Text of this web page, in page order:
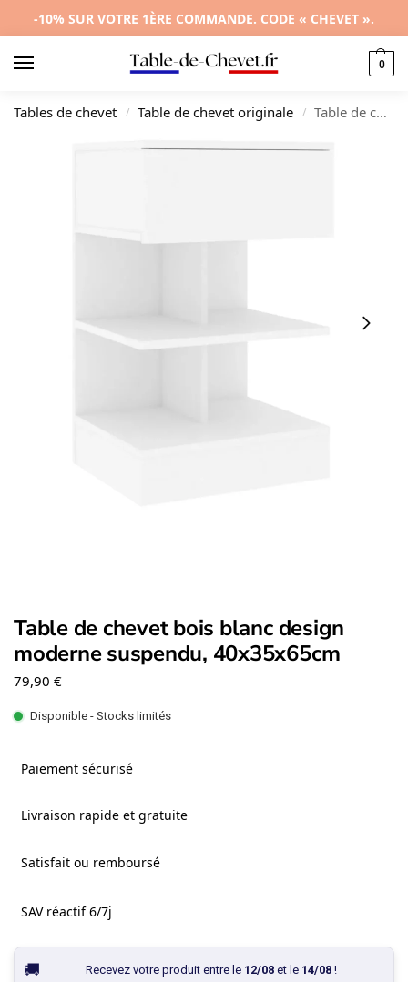
-10% SUR VOTRE 1ÈRE COMMANDE. CODE « CHEVET ».
0
Tables de chevet / Table de chevet originale / Table de chevet bois blanc design moderne suspendu, 40x35x65cm
Table de chevet bois blanc design
moderne suspendu, 40x35x65cm
79,90 €
Disponible - Stocks limités
Paiement sécurisé
Livraison rapide et gratuite
Satisfait ou remboursé
SAV réactif 6/7j
Recevez votre produit entre le 12/08et le 14/08!